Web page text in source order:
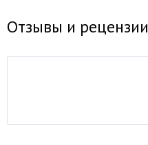
Отзывы и рецензии